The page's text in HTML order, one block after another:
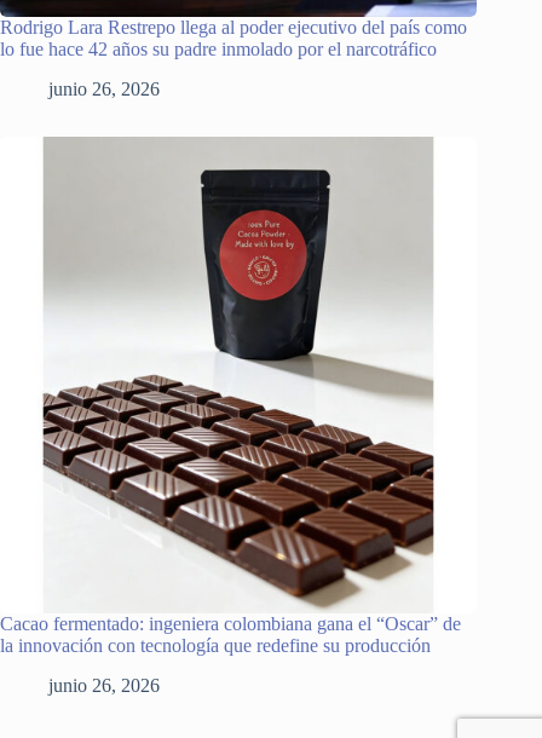
Rodrigo Lara Restrepo llega al poder ejecutivo del país como
lo fue hace 42 años su padre inmolado por el narcotráfico
junio 26, 2026
Cacao fermentado: ingeniera colombiana gana el “Oscar” de
la innovación con tecnología que redefine su producción
junio 26, 2026